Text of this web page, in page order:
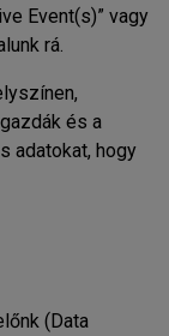
Event(s)” vagy
rá.
és a
adatokat, hogy
(Data